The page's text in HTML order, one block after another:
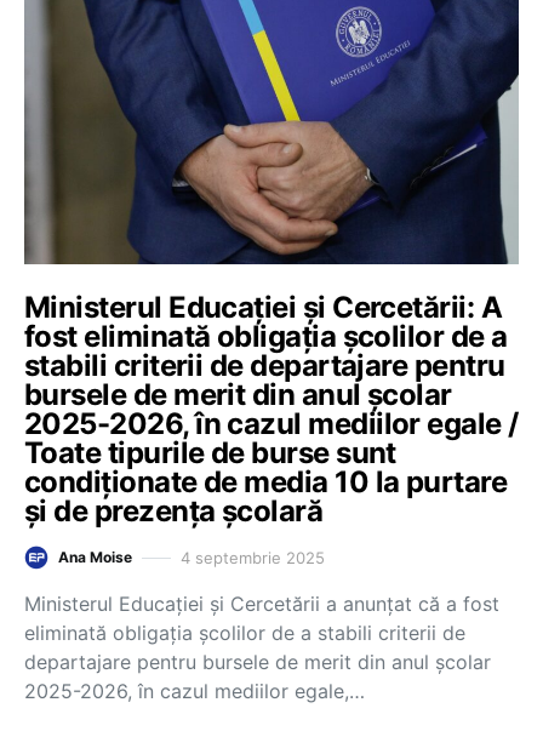
Ministerul Educației și Cercetării: A
fost eliminată obligația școlilor de a
stabili criterii de departajare pentru
bursele de merit din anul școlar
2025-2026, în cazul mediilor egale /
Toate tipurile de burse sunt
condiționate de media 10 la purtare
și de prezența școlară
Ana Moise 4 septembrie 2025
Ministerul Educației și Cercetării a anunțat că a fost
eliminată obligația școlilor de a stabili criterii de
departajare pentru bursele de merit din anul școlar
2025-2026, în cazul mediilor egale,…